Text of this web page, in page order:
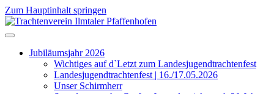
Zum Hauptinhalt springen
Jubiläumsjahr 2026
Wichtiges auf d`Letzt zum Landesjugendtrachtenfest
Landesjugendtrachtenfest | 16./17.05.2026
Unser Schirmherr